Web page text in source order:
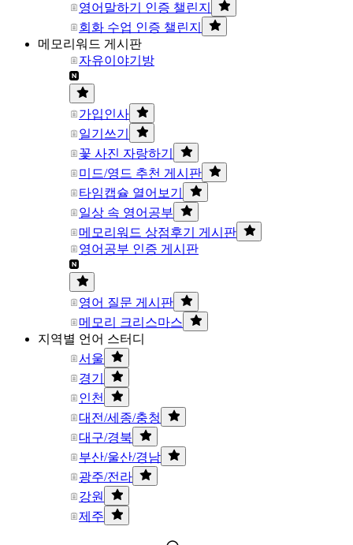
영어말하기 인증 챌린지
회화 수업 인증 챌린지
메모리워드 게시판
자유이야기방
가입인사
일기쓰기
꽃 사진 자랑하기
미드/영드 추천 게시판
타임캡슐 열어보기
일상 속 영어공부
메모리워드 상점후기 게시판
영어공부 인증 게시판
영어 질문 게시판
메모리 크리스마스
지역별 언어 스터디
서울
경기
인천
대전/세종/충청
대구/경북
부산/울산/경남
광주/전라
강원
제주